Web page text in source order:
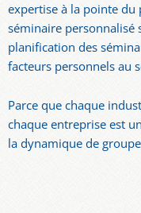
expertise à la pointe du
séminaire personnalisé
planification des
facteurs personnels au
Parce que chaque
chaque entreprise est
la dynamique de